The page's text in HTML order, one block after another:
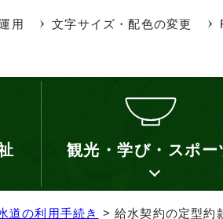
用 文字サイズ・配色の変更
観光・学び・スポー
道の利用手続き > 給水契約の定型約